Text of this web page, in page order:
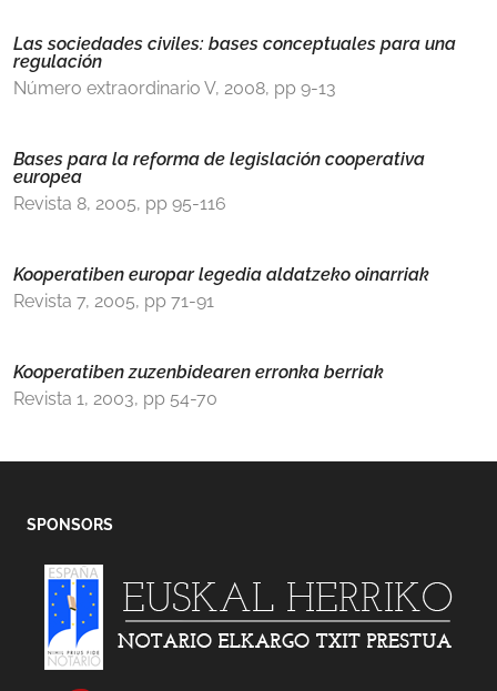
Las sociedades civiles: bases conceptuales para una
regulación
Número extraordinario V, 2008, pp 9-13
Bases para la reforma de legislación cooperativa
europea
Revista 8, 2005, pp 95-116
Kooperatiben europar legedia aldatzeko oinarriak
Revista 7, 2005, pp 71-91
Kooperatiben zuzenbidearen erronka berriak
Revista 1, 2003, pp 54-70
SPONSORS